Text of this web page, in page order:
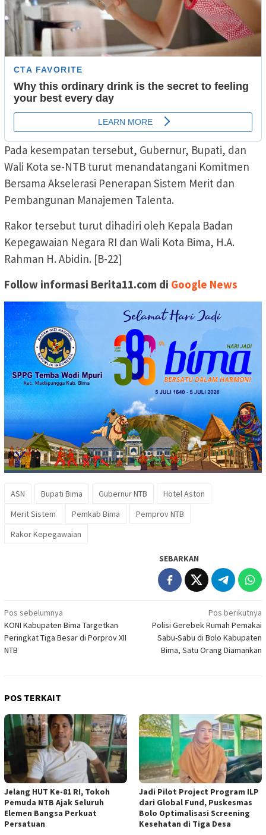
Pada kesempatan tersebut, Gubernur, Bupati, dan
Wali Kota se-NTB turut menandatangani Komitmen
Bersama Akselerasi Penerapan Sistem Merit dan
Pembangunan Manajemen Talenta.
Rakor tersebut turut dihadiri oleh Kepala Badan
Kepegawaian Negara RI dan Wali Kota Bima, H.A.
Rahman H. Abidin. [B-22]
Follow informasi Berita11.com di Google News
ASN Bupati Bima Gubernur NTB
Hotel Aston
Merit Sistem
Pemkab Bima
Pemprov NTB
Rakor Kepegawaian
SEBARKAN
Navigasi
pos
Pos sebelumnya
KONI Kabupaten Bima Targetkan
Peringkat Tiga Besar di Porprov XII
NTB
Pos berikutnya
Polisi Gerebek Rumah Pemakai
Sabu-Sabu di Bolo Kabupaten
Bima, Satu Orang Diamankan
POS TERKAIT
Jelang HUT Ke-81 RI, Tokoh
Pemuda NTB Ajak Seluruh
Elemen Bangsa Perkuat
Persatuan
Jadi Pilot Project Program ILP
dari Global Fund, Puskesmas
Bolo Optimalisasi Screening
Kesehatan di Tiga Desa